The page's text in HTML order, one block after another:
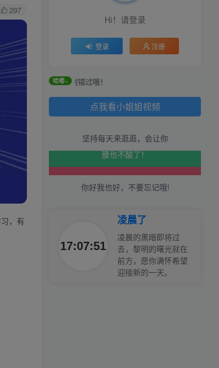
297
，有
Hi！请登录
登录 注册
哈喽~
获取，可别错过哦！
点我看小姐姐视频
坚持每天来逛逛，会让你
生活也美好了！
心情也舒畅了！
走路也有劲了！
腿也不痛了！
腰也不酸了！
你好我也好，不要忘记哦!
17:07:52
凌晨了
凌晨的黑暗即将过
去，黎明的曙光就在
前方，愿你满怀希望
迎接新的一天。